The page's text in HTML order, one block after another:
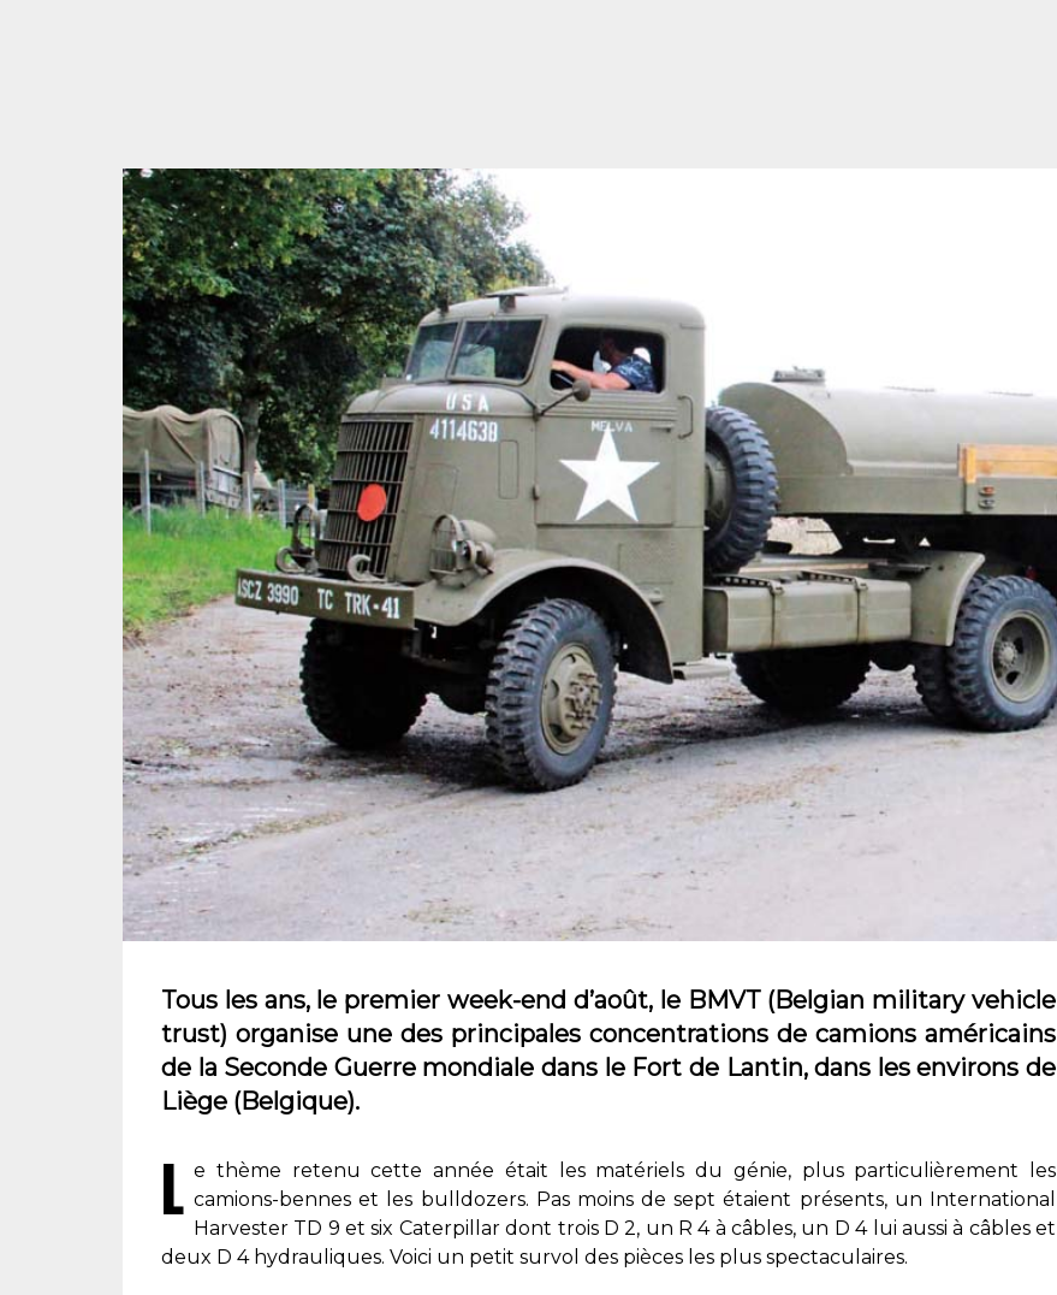
Tous les ans, le premier week-end d’août, le BMVT (Belgian military vehicle
trust) organise une des principales concentrations de camions américains
de la Seconde Guerre mondiale dans le Fort de Lantin, dans les environs de
Liège (Belgique).
L e thème retenu cette année était les matériels du génie, plus particulièrement les
camions-bennes et les bulldozers. Pas moins de sept étaient présents, un International
Harvester TD 9 et six Caterpillar dont trois D 2, un R 4 à câbles, un D 4 lui aussi à câbles et
deux D 4 hydrauliques. Voici un petit survol des pièces les plus spectaculaires.